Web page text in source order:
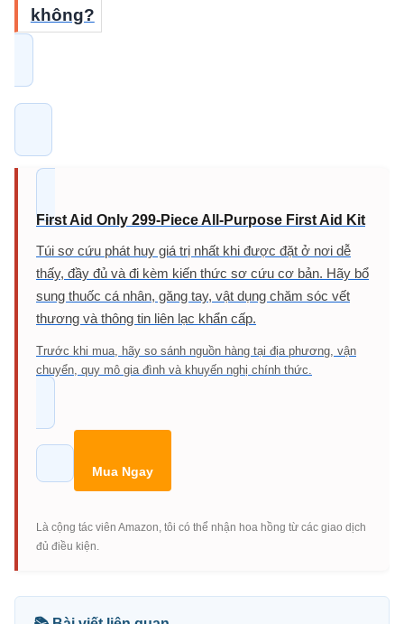
không?
First Aid Only 299-Piece All-Purpose First Aid Kit
Túi sơ cứu phát huy giá trị nhất khi được đặt ở nơi dễ
thấy, đầy đủ và đi kèm kiến thức sơ cứu cơ bản. Hãy bổ
sung thuốc cá nhân, găng tay, vật dụng chăm sóc vết
thương và thông tin liên lạc khẩn cấp.
Trước khi mua, hãy so sánh nguồn hàng tại địa phương, vận
chuyển, quy mô gia đình và khuyến nghị chính thức.
Mua Ngay
Là cộng tác viên Amazon, tôi có thể nhận hoa hồng từ các giao dịch
đủ điều kiện.